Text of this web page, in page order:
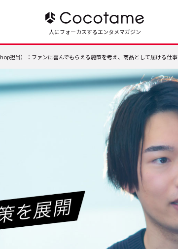
人にフォーカスするエンタメマガジン
担当）：ファンに喜んでもらえる施策を考え、商品として届ける仕事